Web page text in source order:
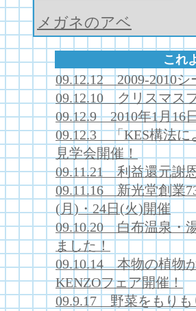
メガネのアベ
これ
09.12.12 2009-2010
09.12.10 クリスマス
09.12.9 2010年1月16
09.12.3 「KES構法に
見学会開催！
09.11.21 利益還元謝
09.11.16 新光堂創業
(月)・24日(火)開催
09.10.20 白布温泉・
ました！
09.10.14 本物の植物
KENZOフェア開催！
09.9.17 野菜をもりも